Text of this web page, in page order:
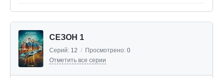
СЕЗОН 1
Серий: 12 / Просмотрено: 0
Отметить все серии